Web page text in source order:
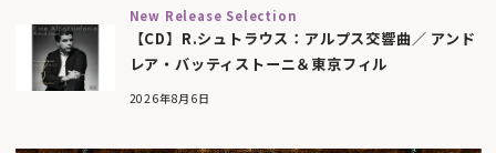
New Release Selection
【CD】R.シュトラウス：アルプス交響曲／ アンド
レア・バッティストーニ＆東京フィル
2026年8月6日